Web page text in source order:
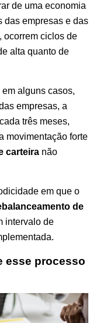
de uma economia
das empresas e das
ocorrem ciclos de
alta quanto de
alguns casos,
empresas, a
três meses,
movimentação forte
carteira não
em que o
de
intervalo de
esse processo